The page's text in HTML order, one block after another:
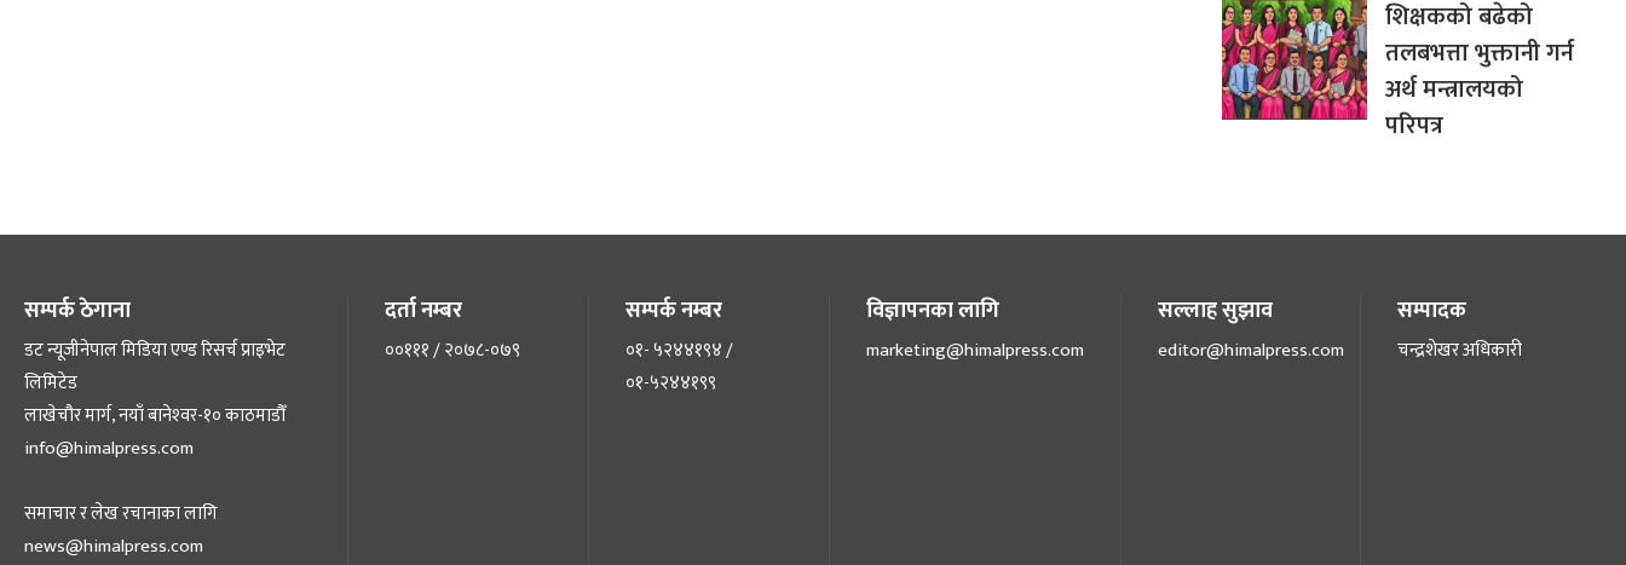
शिक्षकको बढेको
तलबभत्ता भुक्तानी गर्न
अर्थ मन्त्रालयको
परिपत्र
सम्पर्क ठेगाना
डट न्यूजीनेपाल मिडिया एण्ड रिसर्च प्राइभेट
लिमिटेड
लाखेचौर मार्ग, नयाँ बानेश्‍वर-१० काठमाडौँ
info@himalpress.com
समाचार र लेख रचानाका लागि
news@himalpress.com
दर्ता नम्बर
००१११ / २०७८-०७९
सम्पर्क नम्बर
०१- ५२४४१९४ /
०१-५२४४१९९
विज्ञापनका लागि
marketing@himalpress.com
सल्लाह सुझाव
editor@himalpress.com
सम्पादक
चन्द्रशेखर अधिकारी